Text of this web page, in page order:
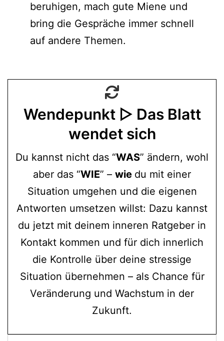
beruhigen, mach gute Miene und
bring die Gespräche immer schnell
auf andere Themen.
Wendepunkt ▷ Das Blatt
wendet sich
Du kannst nicht das “WAS” ändern, wohl
aber das “WIE” – wie du mit einer
Situation umgehen und die eigenen
Antworten umsetzen willst: Dazu kannst
du jetzt mit deinem inneren Ratgeber in
Kontakt kommen und für dich innerlich
die Kontrolle über deine stressige
Situation übernehmen – als Chance für
Veränderung und Wachstum in der
Zukunft.